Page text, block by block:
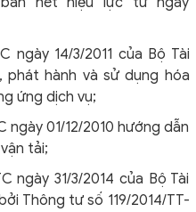
ngày 14/3/2011 của Bộ Tài
phát hành và sử dụng hóa
ứng dịch vụ;
ngày 01/12/2010 hướng dẫn
tải;
ngày 31/3/2014 của Bộ Tài
Thông tư số 119/2014/TT-